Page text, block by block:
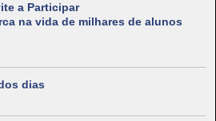
a Participar
na vida de milhares de alunos
dias